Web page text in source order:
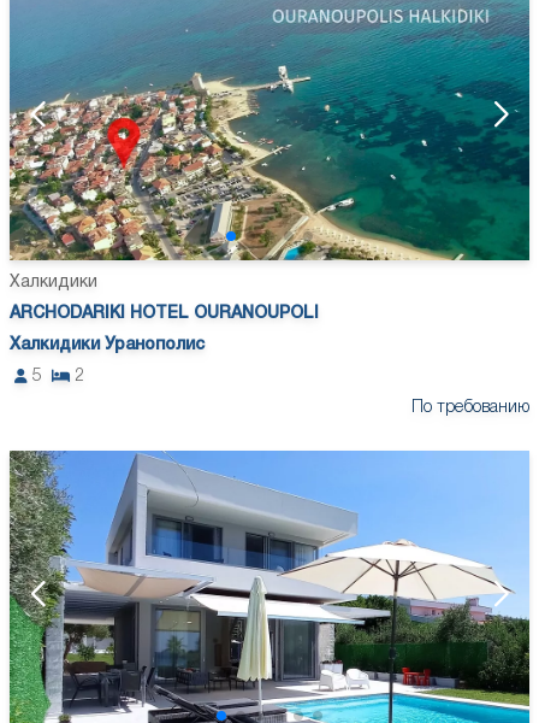
Халкидики
ARCHODARIKI HOTEL OURANOUPOLI
Халкидики Уранополис
5
2
По требованию